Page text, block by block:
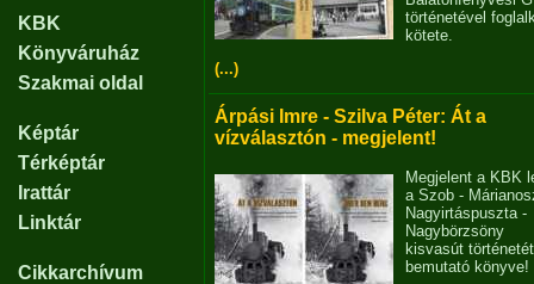
KBK
Könyváruház
Szakmai oldal
Képtár
Térképtár
Irattár
Linktár
Cikkarchívum
történetével
kötete.
(...)
Árpási Imre - Szilva Péter: Át a
vízválasztón - megjelent!
Megjelent a KBK
a Szob -
Nagyirtáspuszta -
Nagybörzsöny
kisvasút történetét
bemutató könyve!